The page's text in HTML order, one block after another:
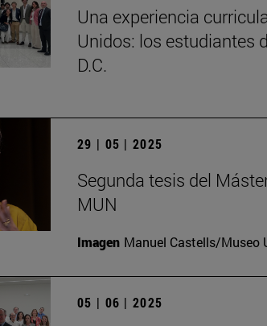
Una experiencia
Unidos: los estudiantes
D.C.
29 | 05 | 2025
Segunda tesis del
MUN
Imagen Manuel Castells/Museo
05 | 06 | 2025